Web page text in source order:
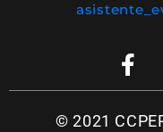
© 2021